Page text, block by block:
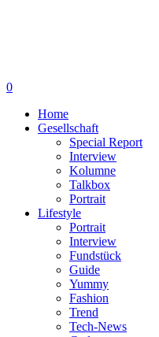
0
Home
Gesellschaft
Special Report
Interview
Kolumne
Talkbox
Portrait
Lifestyle
Portrait
Interview
Fundstück
Guide
Yummy
Fashion
Trend
Tech-News